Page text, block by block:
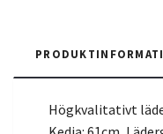
Högkvalitativt